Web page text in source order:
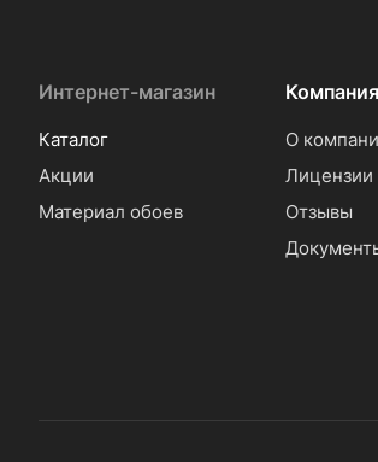
Интернет-магазин
Каталог
Акции
Материал обоев
Компания
О
Лицензии
Отзывы